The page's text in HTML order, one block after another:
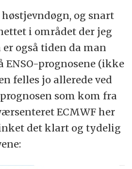
og snart
i området der jeg
også tiden da man
ENSO-prognosene (ikke
felles jo allerede ved
som kom fra
ECMWF her
det klart og tydelig